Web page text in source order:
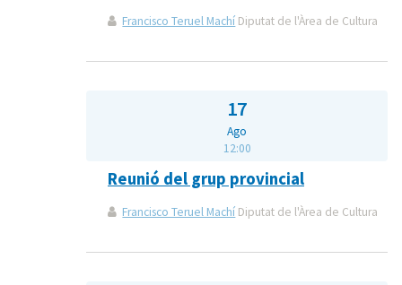
Francisco Teruel Machí Diputat de l'Àrea de Cultura
17
Ago
12:00
Reunió del grup provincial
Francisco Teruel Machí Diputat de l'Àrea de Cultura